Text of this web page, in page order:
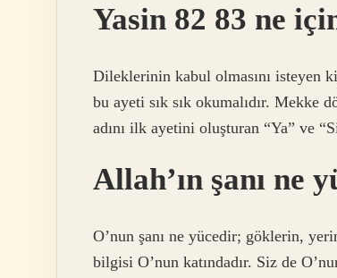
Yasin 82 83 ne
Dileklerinin kabul olmasını isteyen
bu ayeti sık sık okumalıdır. Mekke
adını ilk ayetini oluşturan “Ya” ve
Allah’ın şanı ne
O’nun şanı ne yücedir; göklerin,
bilgisi O’nun katındadır. Siz de